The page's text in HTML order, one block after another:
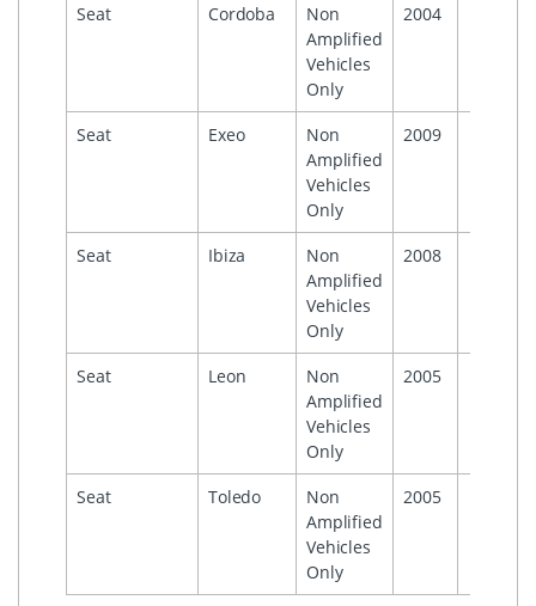
Seat Cordoba
Non
Amplified
Vehicles
Only
2004
Seat Exeo
Non
Amplified
Vehicles
Only
2009
Seat Ibiza
Non
Amplified
Vehicles
Only
2008
Seat Leon
Non
Amplified
Vehicles
Only
2005
Seat Toledo
Non
Amplified
Vehicles
Only
2005